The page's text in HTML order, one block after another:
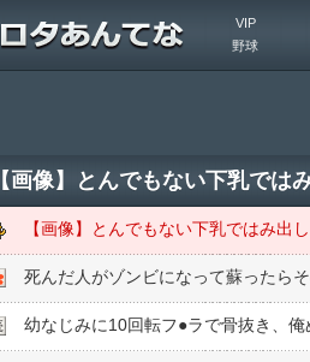
VIP
野球
【画像】とんでもない下乳では
【画像】とんでもない下乳ではみ出
死んだ人がゾンビになって蘇ったら
幼なじみに10回転フ●︎ラで骨抜き、俺